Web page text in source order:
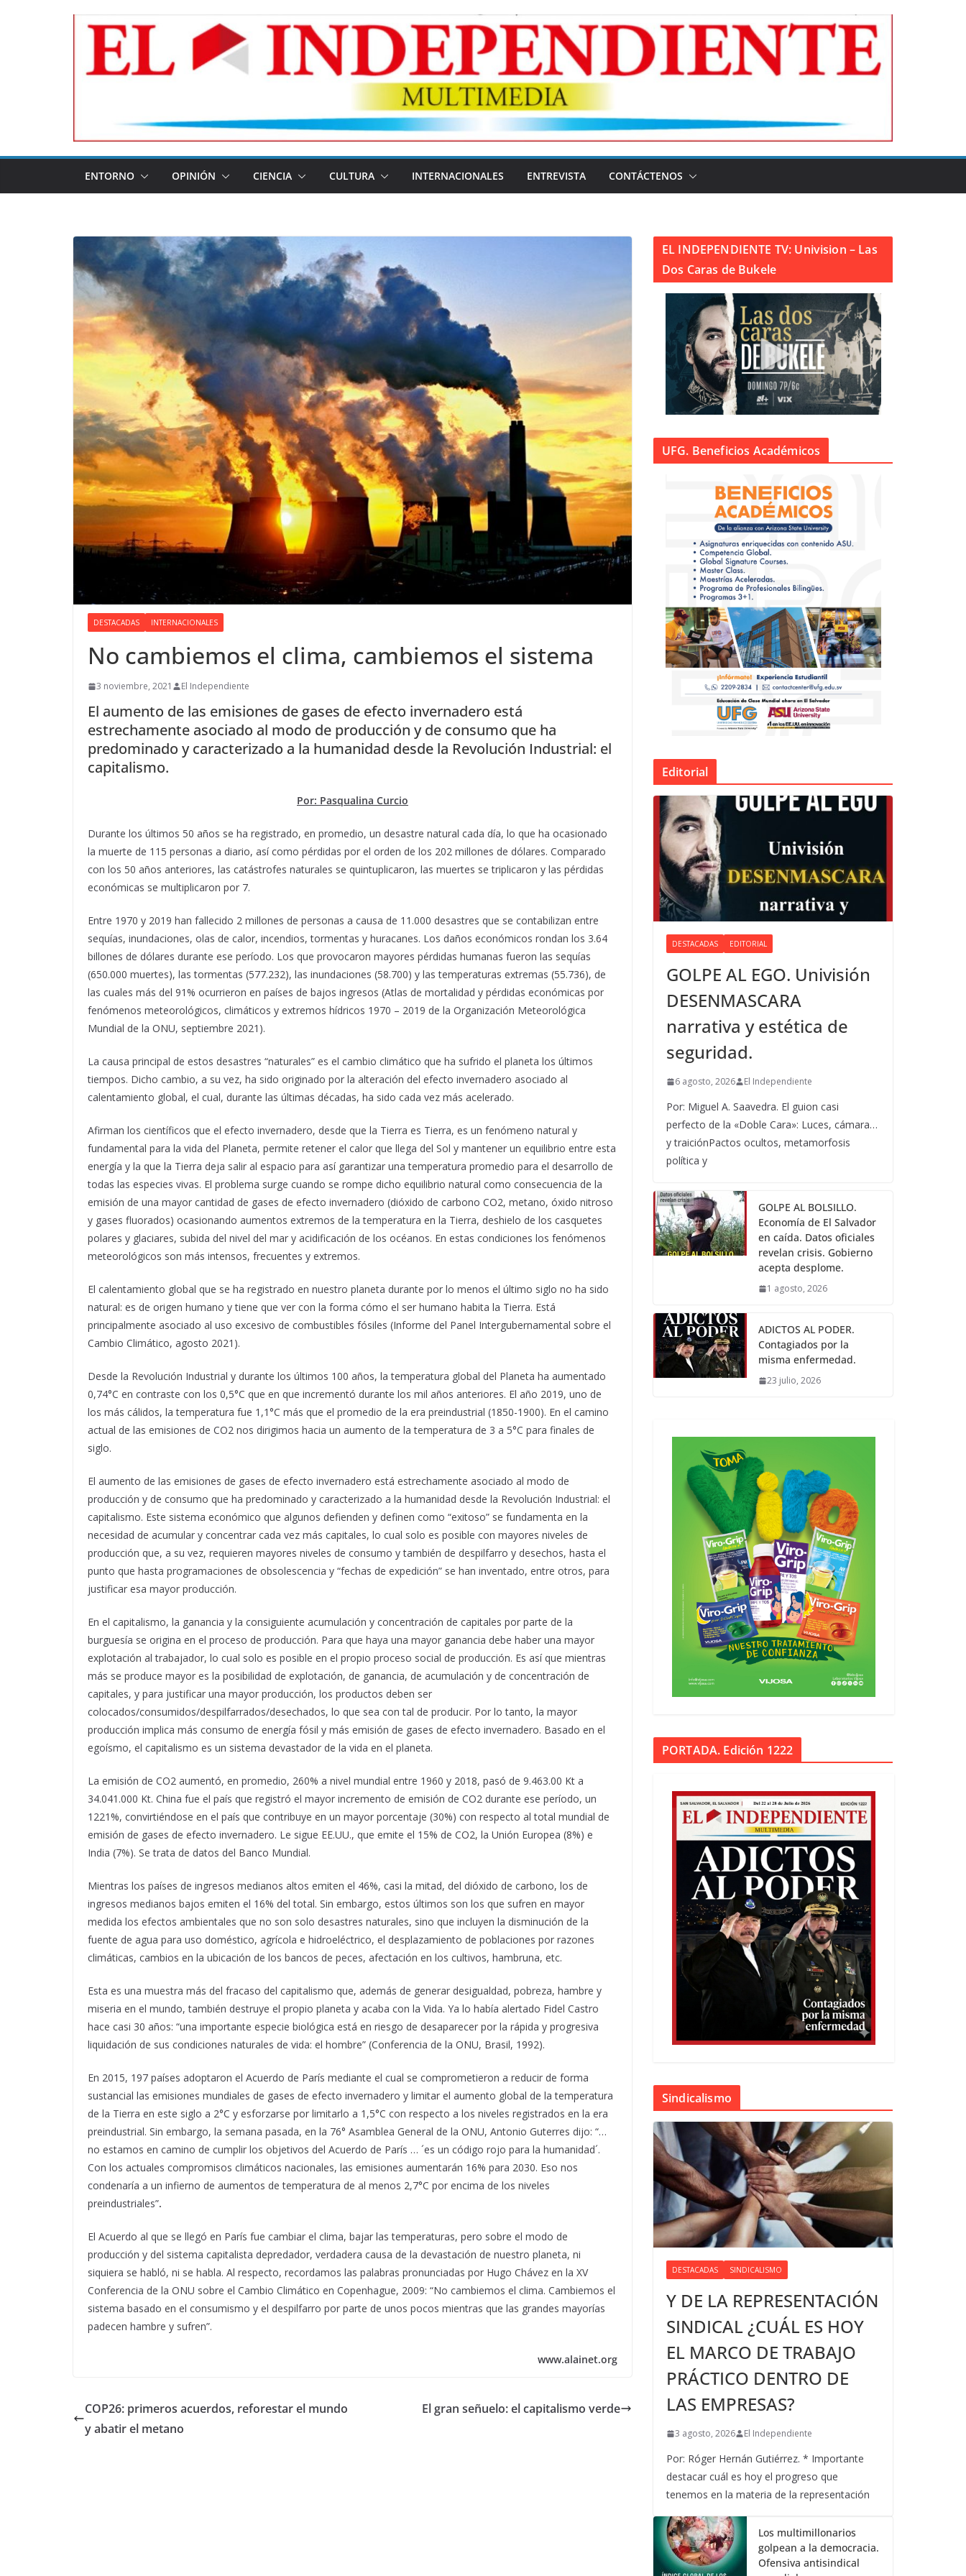
ENTORNO OPINIÓN CIENCIA CULTURA INTERNACIONALES ENTREVISTA CONTÁCTENOS
DESTACADAS INTERNACIONALES
No cambiemos el clima, cambiemos el sistema
3 noviembre, 2021 El Independiente
El aumento de las emisiones de gases de efecto invernadero está
estrechamente asociado al modo de producción y de consumo que ha
predominado y caracterizado a la humanidad desde la Revolución Industrial: el
capitalismo.
Por: Pasqualina Curcio
Durante los últimos 50 años se ha registrado, en promedio, un desastre natural cada día, lo que ha ocasionado
la muerte de 115 personas a diario, así como pérdidas por el orden de los 202 millones de dólares. Comparado
con los 50 años anteriores, las catástrofes naturales se quintuplicaron, las muertes se triplicaron y las pérdidas
económicas se multiplicaron por 7.
Entre 1970 y 2019 han fallecido 2 millones de personas a causa de 11.000 desastres que se contabilizan entre
sequías, inundaciones, olas de calor, incendios, tormentas y huracanes. Los daños económicos rondan los 3.64
billones de dólares durante ese período. Los que provocaron mayores pérdidas humanas fueron las sequías
(650.000 muertes), las tormentas (577.232), las inundaciones (58.700) y las temperaturas extremas (55.736), de
las cuales más del 91% ocurrieron en países de bajos ingresos (Atlas de mortalidad y pérdidas económicas por
fenómenos meteorológicos, climáticos y extremos hídricos 1970 – 2019 de la Organización Meteorológica
Mundial de la ONU, septiembre 2021).
La causa principal de estos desastres “naturales” es el cambio climático que ha sufrido el planeta los últimos
tiempos. Dicho cambio, a su vez, ha sido originado por la alteración del efecto invernadero asociado al
calentamiento global, el cual, durante las últimas décadas, ha sido cada vez más acelerado.
Afirman los científicos que el efecto invernadero, desde que la Tierra es Tierra, es un fenómeno natural y
fundamental para la vida del Planeta, permite retener el calor que llega del Sol y mantener un equilibrio entre esta
energía y la que la Tierra deja salir al espacio para así garantizar una temperatura promedio para el desarrollo de
todas las especies vivas. El problema surge cuando se rompe dicho equilibrio natural como consecuencia de la
emisión de una mayor cantidad de gases de efecto invernadero (dióxido de carbono CO2, metano, óxido nitroso
y gases fluorados) ocasionando aumentos extremos de la temperatura en la Tierra, deshielo de los casquetes
polares y glaciares, subida del nivel del mar y acidificación de los océanos. En estas condiciones los fenómenos
meteorológicos son más intensos, frecuentes y extremos.
El calentamiento global que se ha registrado en nuestro planeta durante por lo menos el último siglo no ha sido
natural: es de origen humano y tiene que ver con la forma cómo el ser humano habita la Tierra. Está
principalmente asociado al uso excesivo de combustibles fósiles (Informe del Panel Intergubernamental sobre el
Cambio Climático, agosto 2021).
Desde la Revolución Industrial y durante los últimos 100 años, la temperatura global del Planeta ha aumentado
0,74°C en contraste con los 0,5°C que en que incrementó durante los mil años anteriores. El año 2019, uno de
los más cálidos, la temperatura fue 1,1°C más que el promedio de la era preindustrial (1850-1900). En el camino
actual de las emisiones de CO2 nos dirigimos hacia un aumento de la temperatura de 3 a 5°C para finales de
siglo.
El aumento de las emisiones de gases de efecto invernadero está estrechamente asociado al modo de
producción y de consumo que ha predominado y caracterizado a la humanidad desde la Revolución Industrial: el
capitalismo. Este sistema económico que algunos defienden y definen como “exitoso” se fundamenta en la
necesidad de acumular y concentrar cada vez más capitales, lo cual solo es posible con mayores niveles de
producción que, a su vez, requieren mayores niveles de consumo y también de despilfarro y desechos, hasta el
punto que hasta programaciones de obsolescencia y “fechas de expedición” se han inventado, entre otros, para
justificar esa mayor producción.
En el capitalismo, la ganancia y la consiguiente acumulación y concentración de capitales por parte de la
burguesía se origina en el proceso de producción. Para que haya una mayor ganancia debe haber una mayor
explotación al trabajador, lo cual solo es posible en el propio proceso social de producción. Es así que mientras
más se produce mayor es la posibilidad de explotación, de ganancia, de acumulación y de concentración de
capitales, y para justificar una mayor producción, los productos deben ser
colocados/consumidos/despilfarrados/desechados, lo que sea con tal de producir. Por lo tanto, la mayor
producción implica más consumo de energía fósil y más emisión de gases de efecto invernadero. Basado en el
egoísmo, el capitalismo es un sistema devastador de la vida en el planeta.
La emisión de CO2 aumentó, en promedio, 260% a nivel mundial entre 1960 y 2018, pasó de 9.463.00 Kt a
34.041.000 Kt. China fue el país que registró el mayor incremento de emisión de CO2 durante ese período, un
1221%, convirtiéndose en el país que contribuye en un mayor porcentaje (30%) con respecto al total mundial de
emisión de gases de efecto invernadero. Le sigue EE.UU., que emite el 15% de CO2, la Unión Europea (8%) e
India (7%). Se trata de datos del Banco Mundial.
Mientras los países de ingresos medianos altos emiten el 46%, casi la mitad, del dióxido de carbono, los de
ingresos medianos bajos emiten el 16% del total. Sin embargo, estos últimos son los que sufren en mayor
medida los efectos ambientales que no son solo desastres naturales, sino que incluyen la disminución de la
fuente de agua para uso doméstico, agrícola e hidroeléctrico, el desplazamiento de poblaciones por razones
climáticas, cambios en la ubicación de los bancos de peces, afectación en los cultivos, hambruna, etc.
Esta es una muestra más del fracaso del capitalismo que, además de generar desigualdad, pobreza, hambre y
miseria en el mundo, también destruye el propio planeta y acaba con la Vida. Ya lo había alertado Fidel Castro
hace casi 30 años: “una importante especie biológica está en riesgo de desaparecer por la rápida y progresiva
liquidación de sus condiciones naturales de vida: el hombre” (Conferencia de la ONU, Brasil, 1992).
En 2015, 197 países adoptaron el Acuerdo de París mediante el cual se comprometieron a reducir de forma
sustancial las emisiones mundiales de gases de efecto invernadero y limitar el aumento global de la temperatura
de la Tierra en este siglo a 2°C y esforzarse por limitarlo a 1,5°C con respecto a los niveles registrados en la era
preindustrial. Sin embargo, la semana pasada, en la 76° Asamblea General de la ONU, Antonio Guterres dijo: “…
no estamos en camino de cumplir los objetivos del Acuerdo de París … ´es un código rojo para la humanidad´.
Con los actuales compromisos climáticos nacionales, las emisiones aumentarán 16% para 2030. Eso nos
condenaría a un infierno de aumentos de temperatura de al menos 2,7°C por encima de los niveles
preindustriales”.
El Acuerdo al que se llegó en París fue cambiar el clima, bajar las temperaturas, pero sobre el modo de
producción y del sistema capitalista depredador, verdadera causa de la devastación de nuestro planeta, ni
siquiera se habló, ni se habla. Al respecto, recordamos las palabras pronunciadas por Hugo Chávez en la XV
Conferencia de la ONU sobre el Cambio Climático en Copenhague, 2009: “No cambiemos el clima. Cambiemos el
sistema basado en el consumismo y el despilfarro por parte de unos pocos mientras que las grandes mayorías
padecen hambre y sufren”.
www.alainet.org
COP26: primeros acuerdos, reforestar el mundo
y abatir el metano
El gran señuelo: el capitalismo verde
EL INDEPENDIENTE TV: Univision – Las
Dos Caras de Bukele
UFG. Beneficios Académicos
Editorial
DESTACADAS EDITORIAL
GOLPE AL EGO. Univisión
DESENMASCARA
narrativa y estética de
seguridad.
6 agosto, 2026 El Independiente
Por: Miguel A. Saavedra. El guion casi
perfecto de la «Doble Cara»: Luces, cámara…
y traiciónPactos ocultos, metamorfosis
política y
GOLPE AL BOLSILLO.
Economía de El Salvador
en caída. Datos oficiales
revelan crisis. Gobierno
acepta desplome.
1 agosto, 2026
ADICTOS AL PODER.
Contagiados por la
misma enfermedad.
23 julio, 2026
PORTADA. Edición 1222
Sindicalismo
DESTACADAS SINDICALISMO
Y DE LA REPRESENTACIÓN
SINDICAL ¿CUÁL ES HOY
EL MARCO DE TRABAJO
PRÁCTICO DENTRO DE
LAS EMPRESAS?
3 agosto, 2026 El Independiente
Por: Róger Hernán Gutiérrez. * Importante
destacar cuál es hoy el progreso que
tenemos en la materia de la representación
Los multimillonarios
golpean a la democracia.
Ofensiva antisindical